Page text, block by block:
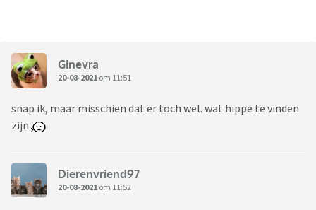
Ginevra
20-08-2021 om 11:51
snap ik, maar misschien dat er toch wel. wat hippe te vinden
zijn
Dierenvriend97
20-08-2021 om 11:52